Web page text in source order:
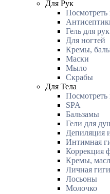
Для Рук
Посмотреть
Гель для рук
Для ногтей
Кремы,
Маски
Мыло
Скрабы
Для Тела
Посмотреть
SPA
Бальзамы
Гели для
Депиляция
Интимная
Коррекция
Кремы,
Личная
Лосьоны
Молочко